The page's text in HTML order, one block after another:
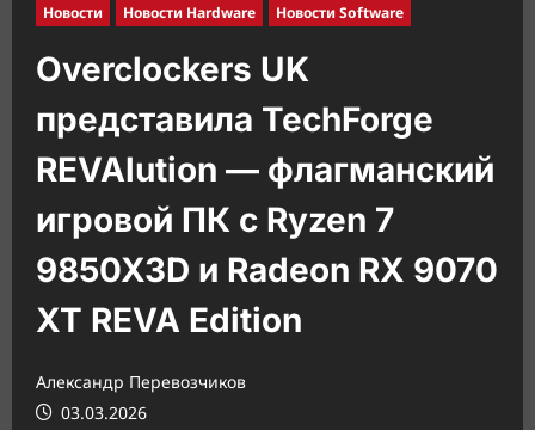
Новости Новости Hardware Новости Software
Overclockers UK
представила TechForge
REVAlution — флагманский
игровой ПК с Ryzen 7
9850X3D и Radeon RX 9070
XT REVA Edition
Александр Перевозчиков
03.03.2026